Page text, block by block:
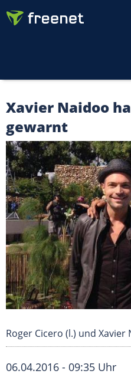
Xavier Naidoo
gewarnt
Roger Cicero (l.) und Xavier
06.04.2016 - 09:35 Uhr